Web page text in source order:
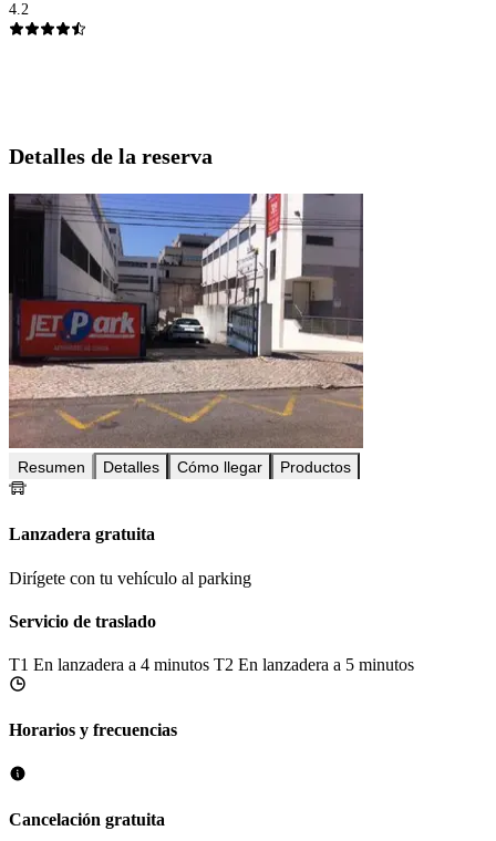
4.2
Detalles de la reserva
Resumen Detalles Cómo llegar Productos
Lanzadera gratuita
Dirígete con tu vehículo al parking
Servicio de traslado
T1 En lanzadera a 4 minutos T2 En lanzadera a 5 minutos
Horarios y frecuencias
Cancelación gratuita